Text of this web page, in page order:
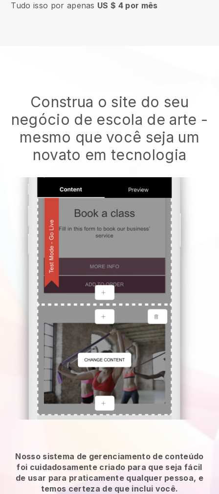
Tudo isso por apenas US $ 4 por mês
Construa o site do seu
negócio de escola de arte -
mesmo que você seja um
novato em tecnologia
Nosso sistema de gerenciamento de conteúdo
foi cuidadosamente criado para que seja fácil
de usar para praticamente qualquer pessoa, e
temos certeza de que inclui você.